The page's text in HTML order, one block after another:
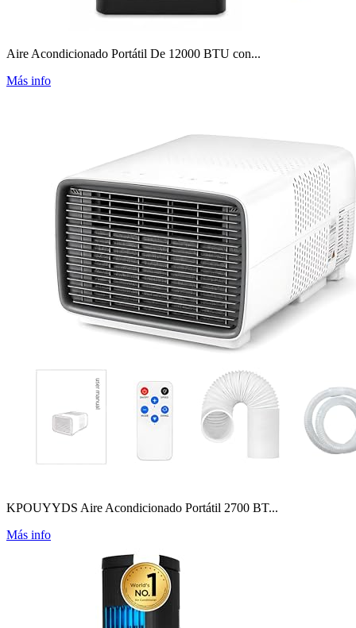
Aire Acondicionado Portátil De 12000 BTU con...
Más info
KPOUYYDS Aire Acondicionado Portátil 2700 BT...
Más info